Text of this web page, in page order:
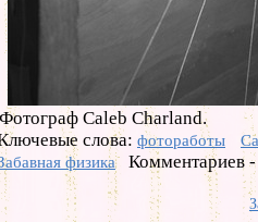
Фотограф Caleb Charland.
слова: фотоработы
физика
Комментариев